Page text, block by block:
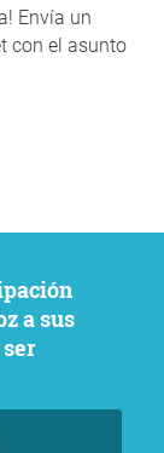
Envía un
con el asunto
a sus